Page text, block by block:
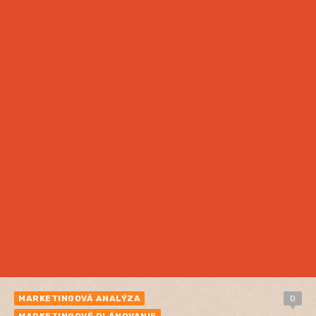
MARKETINGOVÁ ANALÝZA
0